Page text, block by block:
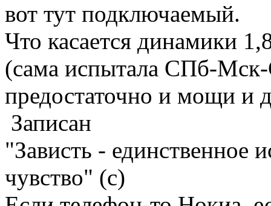
вот тут подключаемый.
Что касается динамики
(сама испытала СПб-
предостаточно и мощи и
Записан
"Зависть - единственное
чувство" (с)